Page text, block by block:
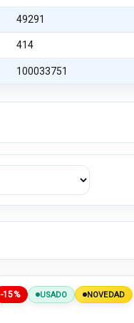
49291
414
100033751
-15% USADO NOVEDAD